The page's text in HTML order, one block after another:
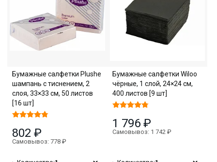
Бумажные салфетки Plushe
шампань с тиснением, 2
слоя, 33×33 см, 50 листов
[16 шт]
802 ₽
Самовывоз: 778 ₽
Бумажные салфетки Wiloo
чёрные, 1 слой, 24×24 см,
400 листов [9 шт]
1 796 ₽
Самовывоз: 1 742 ₽